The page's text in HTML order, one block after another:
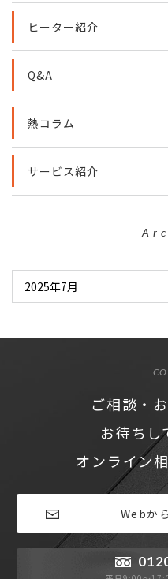
ヒーター紹介
Q&A
熱コラム
サービス紹介
ご相談・
お待ちし
オンライン
Webか